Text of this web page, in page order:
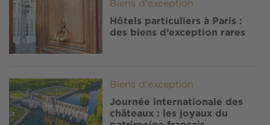
Biens d'exception
Hôtels particuliers à Paris :
des biens d’exception rares
Image Biens d'exception
Journée internationale des
châteaux : les joyaux du